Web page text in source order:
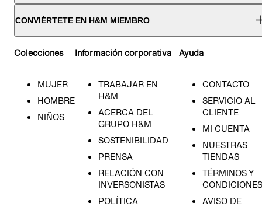
CONVIÉRTETE EN H&M MIEMBRO
Colecciones
MUJER
HOMBRE
NIÑOS
Información corporativa
TRABAJAR EN
H&M
ACERCA DEL
GRUPO H&M
SOSTENIBILIDAD
PRENSA
RELACIÓN CON
INVERSONISTAS
POLÍTICA
Ayuda
CONTACTO
SERVICIO AL
CLIENTE
MI CUENTA
NUESTRAS
TIENDAS
TÉRMINOS Y
CONDICIONES
AVISO DE